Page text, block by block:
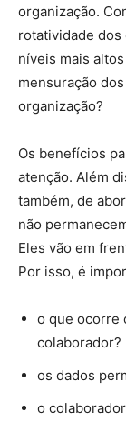
organização.
rotatividade dos
níveis mais
mensuração
organização?
Os benefícios
atenção. Além
também, de
não
Eles vão em
Por isso, é
o que ocorre
colaborador?
os dados
o